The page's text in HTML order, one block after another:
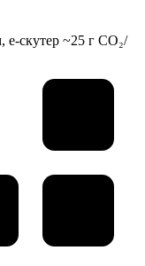
скутер ~25 г CO₂/